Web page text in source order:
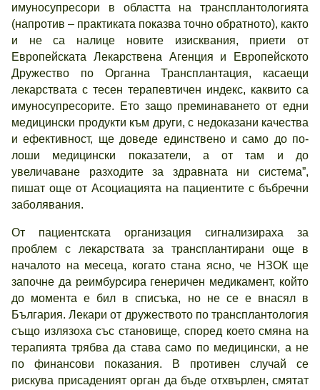
имуносупресори в областта на трансплантологията
(напротив – практиката показва точно обратното), както
и не са налице новите изисквания, приети от
Европейската Лекарствена Агенция и Европейското
Дружество по Органна Трансплантация, касаещи
лекарствата с тесен терапевтичен индекс, каквито са
имуносупресорите. Ето защо преминаването от едни
медицински продукти към други, с недоказани качества
и ефективност, ще доведе единствено и само до по-
лоши медицински показатели, а от там и до
увеличаване разходите за здравната ни система”,
пишат още от Асоциацията на пациентите с бъбречни
заболявания.
От пациентската организация сигнализираха за
проблем с лекарствата за трансплантирани още в
началото на месеца, когато стана ясно, че НЗОК ще
започне да реимбурсира генеричен медикамент, който
до момента е бил в списъка, но не се е внасял в
България. Лекари от дружеството по трансплантология
също излязоха със становище, според което смяна на
терапията трябва да става само по медицински, а не
по финансови показания. В противен случай се
рискува присаденият орган да бъде отхвърлен, смятат